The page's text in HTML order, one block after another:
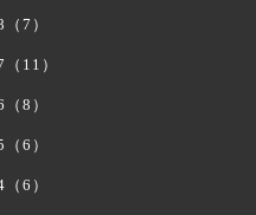
7）
11）
8）
6）
6）